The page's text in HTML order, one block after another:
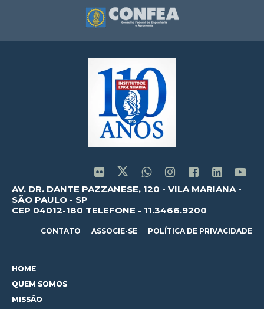
AV. DR. DANTE PAZZANESE, 120 - VILA MARIANA -
SÃO PAULO - SP
CEP 04012-180 TELEFONE - 11.3466.9200
CONTATO ASSOCIE-SE POLÍTICA DE PRIVACIDADE
HOME
QUEM SOMOS
MISSÃO